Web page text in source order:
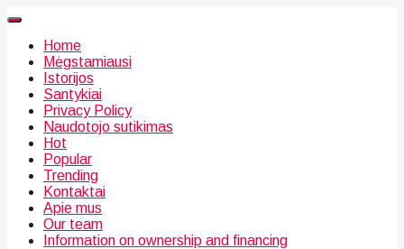
Home
Mėgstamiausi
Istorijos
Santykiai
Privacy Policy
Naudotojo sutikimas
Hot
Popular
Trending
Kontaktai
Apie mus
Our team
Information on ownership and financing